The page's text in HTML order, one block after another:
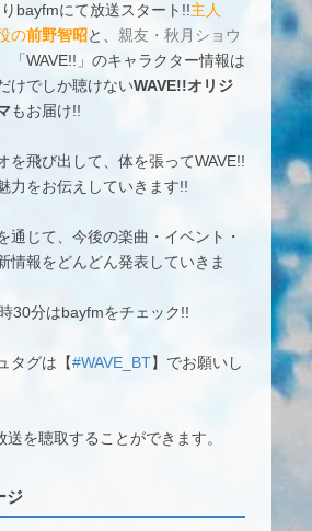
bayfmにて放送スタート!!主人
の前野智昭と、 親友・秋月ショウ
「WAVE!!」のキャラクター情報は
けでしか聴けないWAVE!!オリジ
もお届け!!
を飛び出して、体を張ってWAVE!!
力をお伝えしていきます!!
通じて、今後の楽曲・イベント・
情報をどんどん発表していきま
30分はbayfmをチェック!!
タグは【#WAVE_BT】でお願いし
を聴取することができます。
ジ